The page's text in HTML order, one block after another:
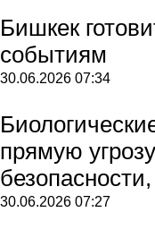
Бишкек
событиям
30.06.2026 07:34
прямую
30.06.2026 07:27